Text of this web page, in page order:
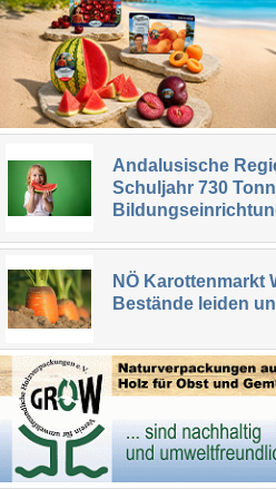
Andalusische
Schuljahr 730
NÖ Karottenmarkt
Bestände leiden